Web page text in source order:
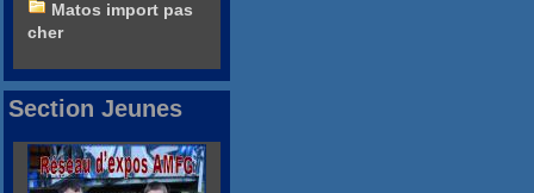
Matos import pas
cher
Section Jeunes